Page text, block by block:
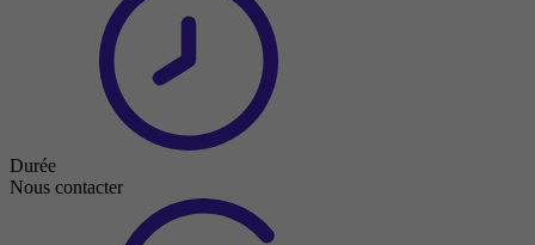
Durée
Nous contacter